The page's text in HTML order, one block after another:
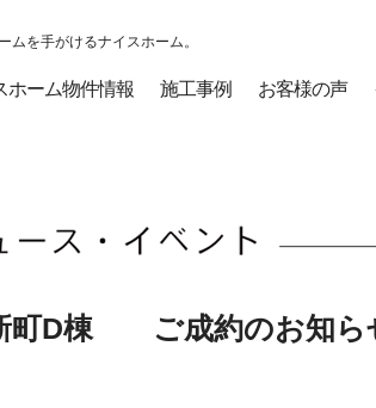
を手がけるナイスホーム。
ホーム物件情報 施工事例 お客様の声
町D棟 ご成約のお知ら